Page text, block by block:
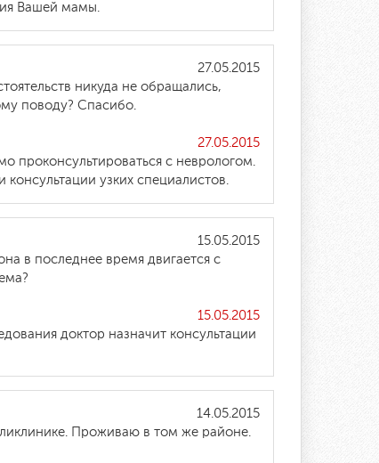
Вашей мамы.
27.05.2015
никуда не обращались,
поводу? Спасибо.
27.05.2015
проконсультироваться с неврологом.
узких специалистов.
15.05.2015
в последнее время двигается с
15.05.2015
доктор назначит консультации
14.05.2015
Проживаю в том же районе.